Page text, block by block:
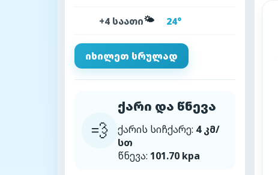
+4 საათი🌤️ 24°
იხილეთ სრულად
💨
ქარი და წნევა
ქარის სიჩქარე: 4 კმ/
სთ
წნევა: 101.70 kpa